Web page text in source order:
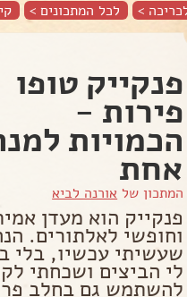
> לכל המתכונים >
פנקייק טופו
פירות -
הכמויות
אחת
המתכון של אורנה לביא
פנקייק הוא מעדן
וחופשי לאלתורים.
שעשיתי עכשיו, בלי
לי הביצים ושכחתי
להשתמש גם בחלב